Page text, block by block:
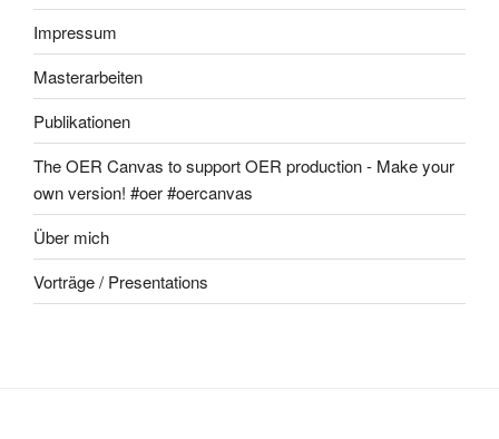
Impressum
Masterarbeiten
Publikationen
The OER Canvas to support OER production - Make your
own version! #oer #oercanvas
Über mich
Vorträge / Presentations